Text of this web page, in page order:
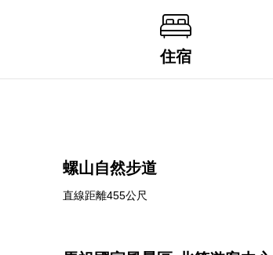
住宿
螺山自然步道
直線距離455公尺